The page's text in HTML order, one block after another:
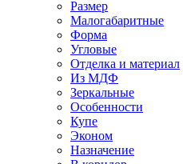
Размер
Малогабаритные
Форма
Угловые
Отделка и материал
Из МДФ
Зеркальные
Особенности
Купе
Эконом
Назначение